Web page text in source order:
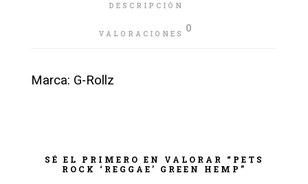
DESCRIPCIÓN
VALORACIONES 0
Marca: G-Rollz
SÉ EL PRIMERO EN VALORAR “PETS
ROCK ‘REGGAE’ GREEN HEMP”